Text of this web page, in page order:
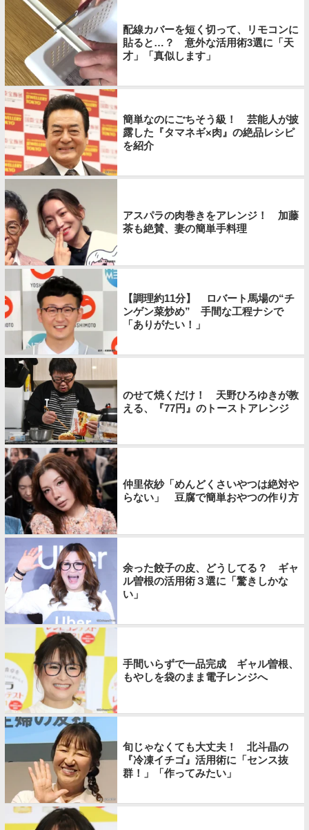
配線カバーを短く切って、リモコンに
貼ると…？ 意外な活用術3選に「天
才」「真似します」
簡単なのにごちそう級！ 芸能人が披
露した『タマネギ×肉』の絶品レシピ
を紹介
アスパラの肉巻きをアレンジ！ 加藤
茶も絶賛、妻の簡単手料理
【調理約11分】 ロバート馬場の“チ
ンゲン菜炒め” 手間な工程ナシで
「ありがたい！」
のせて焼くだけ！ 天野ひろゆきが教
える、『77円』のトーストアレンジ
仲里依紗「めんどくさいやつは絶対や
らない」 豆腐で簡単おやつの作り方
余った餃子の皮、どうしてる？ ギャ
ル曽根の活用術３選に「驚きしかな
い」
手間いらずで一品完成 ギャル曽根、
もやしを袋のまま電子レンジへ
旬じゃなくても大丈夫！ 北斗晶の
『冷凍イチゴ』活用術に「センス抜
群！」「作ってみたい」